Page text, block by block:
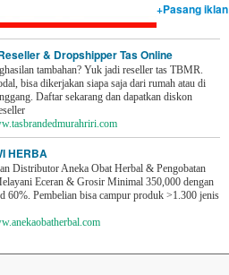
+Pasang iklan
& Dropshipper Tas Online
tambahan? Yuk jadi reseller tas TBMR.
bisa dikerjakan siapa saja dari rumah atau di
Daftar sekarang dan dapatkan diskon
HERBA
Distributor Aneka Obat Herbal & Pengobatan
Eceran & Grosir Minimal 350,000 dengan
60%. Pembelian bisa campur produk >1.300 jenis